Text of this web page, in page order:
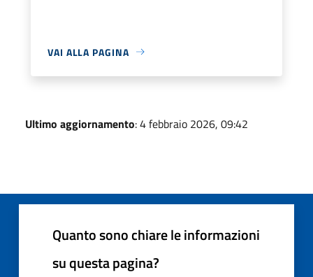
VAI ALLA PAGINA
Ultimo aggiornamento: 4 febbraio 2026, 09:42
Quanto sono chiare le informazioni
su questa pagina?